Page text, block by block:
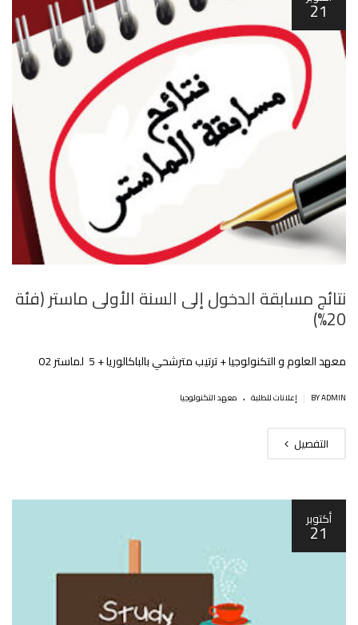
21
نتائج مسابقة الدخول إلى السنة الأولى ماستر (فئة
20%)
معهد العلوم و التكنولوجيا + ترتيب مترشحي بالباكالوريا + 5 لماستر 02
BY ADMIN إعلانات للطلبة . معهد التكنولوجيا
التفصيل
أكتوبر
21